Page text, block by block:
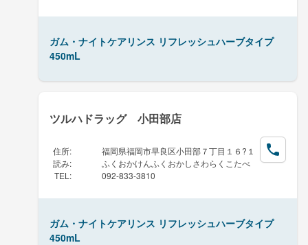
ガム・ナイトケアリンス リフレッシュハーブタイプ
450mL
ツルハドラッグ 小田部店
住所:
福岡県福岡市早良区小田部７丁目１６?１
読み:
ふくおかけんふくおかしさわらくこたべ
TEL : 092-833-3810
ガム・ナイトケアリンス リフレッシュハーブタイプ
450mL